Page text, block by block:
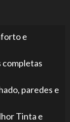
e
completas
paredes e
Tinta e